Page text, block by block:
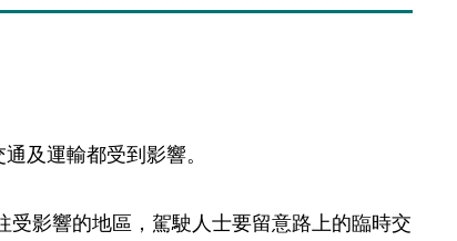
及運輸都受到影響。
影響的地區，駕駛人士要留意路上的臨時交